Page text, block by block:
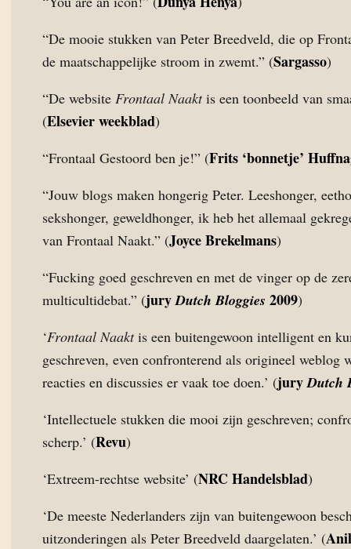
“De mooie stukken van Peter Breedveld, die op
de maatschappelijke stroom in zwemt.” (Sargasso)
“De website Frontaal Naaktis een toonbeeld van
(Elsevier weekblad)
“Frontaal Gestoord ben je!” (Frits ‘bonnetje’
“Jouw blogs maken hongerig Peter. Leeshonger,
sekshonger, geweldhonger, ik heb het allemaal
van Frontaal Naakt.” (Joyce Brekelmans)
“Fucking goed geschreven en met de vinger op de
multicultidebat.” (juryDutch Bloggies 2009)
‘Frontaal Naaktis een buitengewoon intelligent en
geschreven, even confronterend als origineel weblog
reacties en discussies er vaak toe doen.’ (juryDutch
‘Intellectuele stukken die mooi zijn geschreven;
scherp.’ (Revu)
‘Extreem-rechtse website’ (NRC Handelsblad)
‘De meeste Nederlanders zijn van buitengewoon
uitzonderingen als Peter Breedveld daargelaten.’ (